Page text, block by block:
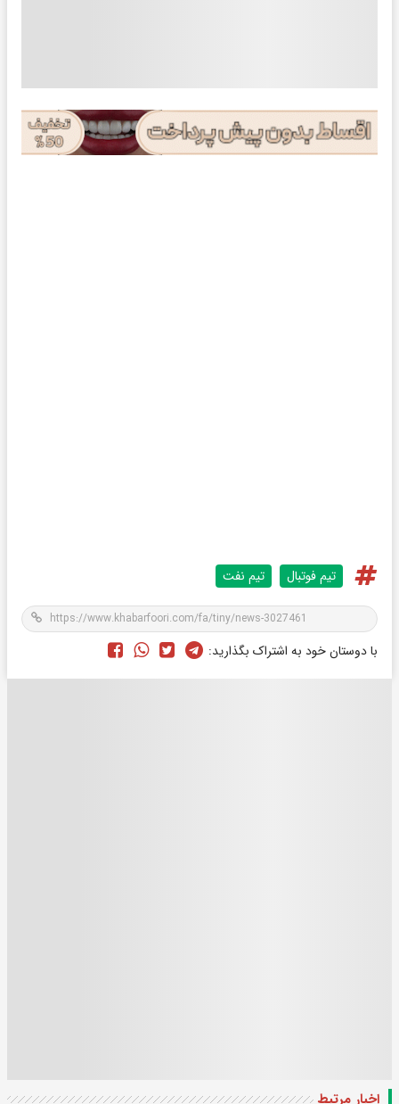
تیم فوتبال تیم نفت
با دوستان خود به اشتراک بگذارید:
اخبار مرتبط